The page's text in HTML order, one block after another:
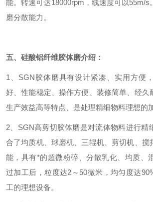
能。转速可达18000rpm，线速度可以55m/s
磨分散能力。
五、硅酸铝纤维胶体磨介绍：
1、SGN胶体磨具有设计紧凑、实用方便
好、性能稳定、操作方便、装修简单、经久
生产效益高等特点、是处理精细物料理想的
2、SGN高剪切胶体磨是对流体物料进行精
合了均质机、球磨机、三辊机、剪切机、搅
能，具有*的超微粉碎、分散乳化、均质、
过加工后，粒度达2～50微米，均匀度达
工的理想设备。